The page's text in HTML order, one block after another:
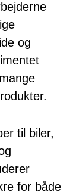
og
til biler,
for både